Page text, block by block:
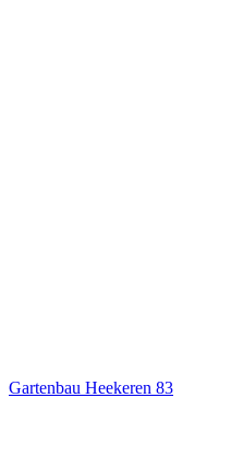
Gartenbau Heekeren 83